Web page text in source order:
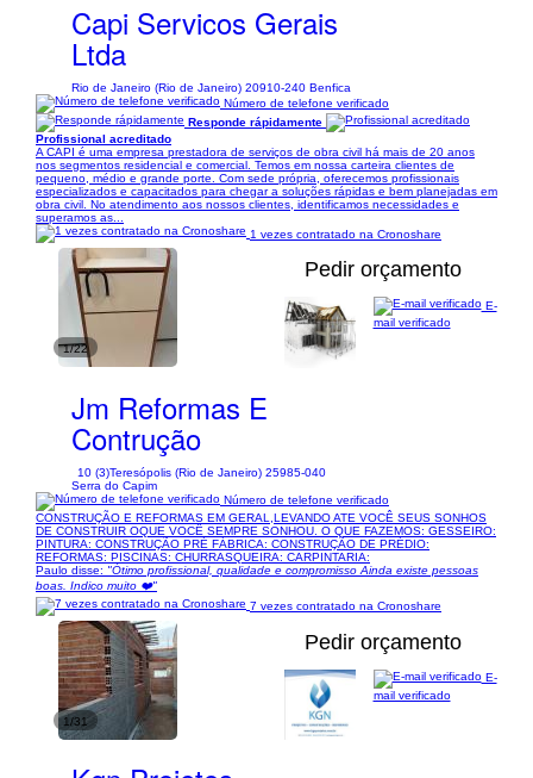
Capi Servicos Gerais
Ltda
Rio de Janeiro (Rio de Janeiro) 20910-240 Benfica
Número de telefone verificado
Responde rápidamente
Profissional acreditado
A CAPI é uma empresa prestadora de serviços de obra civil há mais de 20 anos
nos segmentos residencial e comercial. Temos em nossa carteira clientes de
pequeno, médio e grande porte. Com sede própria, oferecemos profissionais
especializados e capacitados para chegar a soluções rápidas e bem planejadas em
obra civil. No atendimento aos nossos clientes, identificamos necessidades e
superamos as...
1 vezes contratado na Cronoshare
1/22
Pedir orçamento
Jm Reformas E
Contrução
10 (3)Teresópolis (Rio de Janeiro) 25985-040
Serra do Capim
E-
mail verificado
Número de telefone verificado
CONSTRUÇÃO E REFORMAS EM GERAL,LEVANDO ATE VOCÊ SEUS SONHOS
DE CONSTRUIR OQUE VOCÊ SEMPRE SONHOU. O QUE FAZEMOS: GESSEIRO:
PINTURA: CONSTRUÇÃO PRÉ FÁBRICA: CONSTRUÇÃO DE PRÉDIO:
REFORMAS: PISCINAS: CHURRASQUEIRA: CARPINTARIA:
Paulo disse: "Ótimo profissional, qualidade e compromisso Ainda existe pessoas
boas. Indico muito ❤️"
7 vezes contratado na Cronoshare
1/31
Pedir orçamento
E-
mail verificado